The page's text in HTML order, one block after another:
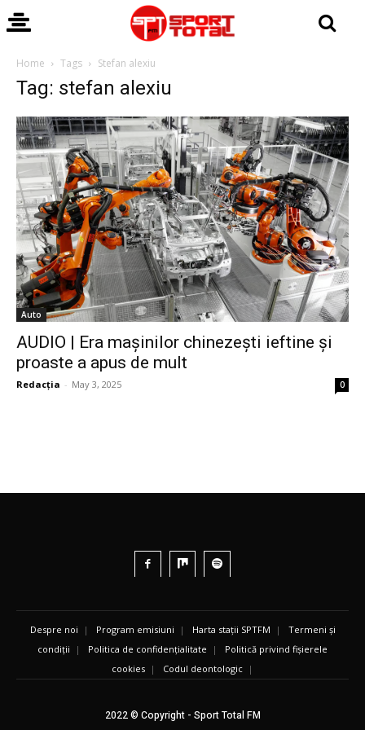
Home Tags Stefan alexiu
Tag: stefan alexiu
Auto
AUDIO | Era mașinilor chinezești ieftine și
proaste a apus de mult
Redacția - May 3, 2025 0
Despre noi | Program emisiuni | Harta stații SPTFM | Termeni și
condiții | Politica de confidențialitate | Politică privind fișierele
cookies | Codul deontologic |
2022 © Copyright - Sport Total FM